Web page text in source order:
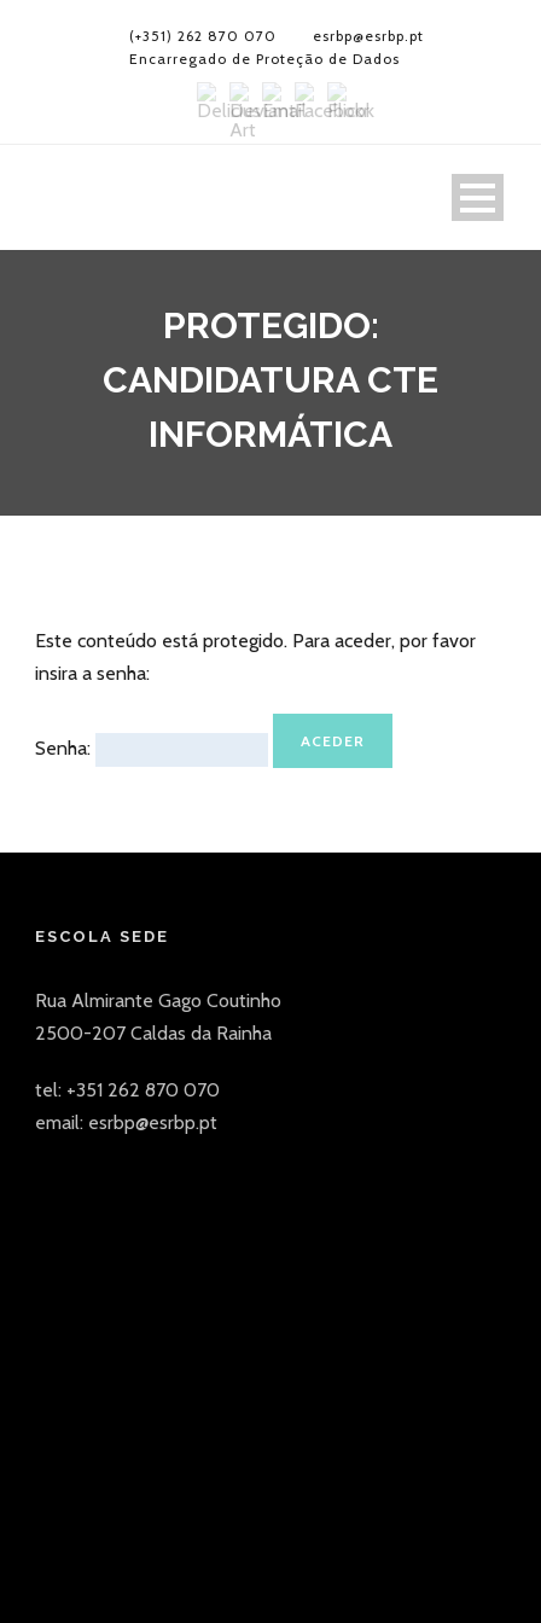
(+351) 262 870 070
esrbp@esrbp.pt
Encarregado de Proteção de Dados
PROTEGIDO:
CANDIDATURA CTE
INFORMÁTICA
Este conteúdo está protegido. Para aceder, por favor
insira a senha:
Senha:
ESCOLA SEDE
Rua Almirante Gago Coutinho
2500-207 Caldas da Rainha
tel: +351 262 870 070
email: esrbp@esrbp.pt